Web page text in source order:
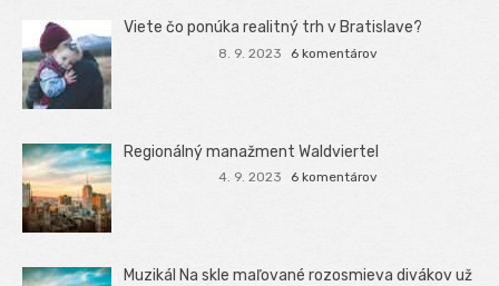
Viete čo ponúka realitný trh v Bratislave?
8. 9. 2023 6 komentárov
Regionálný manažment Waldviertel
4. 9. 2023 6 komentárov
Muzikál Na skle maľované rozosmieva divákov už